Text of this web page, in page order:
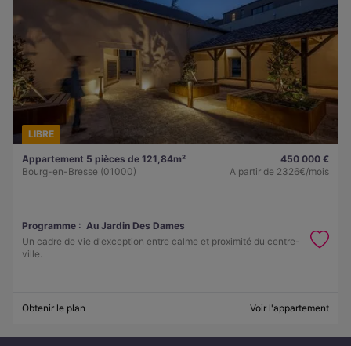
LIBRE
Appartement 5 pièces de 121,84m²
Bourg-en-Bresse (01000)
450 000 €
A partir de 2326€/mois
Programme : Au Jardin Des Dames
Un cadre de vie d'exception entre calme et proximité du centre-
ville.
Obtenir le plan Voir l'appartement